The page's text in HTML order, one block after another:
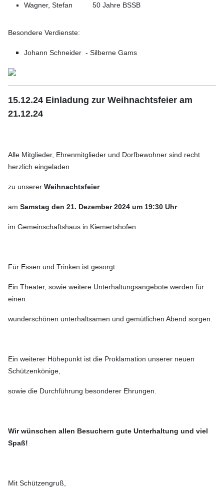
Wagner, Stefan 50 Jahre BSSB
Besondere Verdienste:
Johann Schneider - Silberne Gams
15.12.24 Einladung zur Weihnachtsfeier am
21.12.24
Alle Mitglieder, Ehrenmitglieder und Dorfbewohner sind recht
herzlich eingeladen
zu unserer Weihnachtsfeier
am Samstag den 21. Dezember 2024 um 19:30 Uhr
im Gemeinschaftshaus in Kiemertshofen.
Für Essen und Trinken ist gesorgt.
Ein Theater, sowie weitere Unterhaltungsangebote werden für
einen
wunderschönen unterhaltsamen und gemütlichen Abend sorgen.
Ein weiterer Höhepunkt ist die Proklamation unserer neuen
Schützenkönige,
sowie die Durchführung besonderer Ehrungen.
Wir wünschen allen Besuchern gute Unterhaltung und viel
Spaß!
Mit Schützengruß,